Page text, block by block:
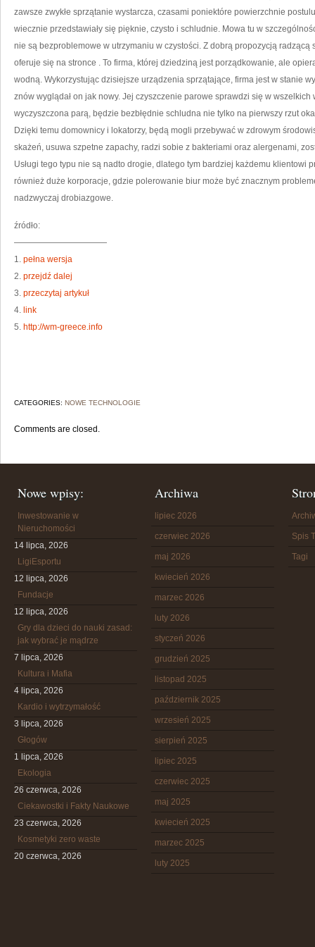
zawsze zwykłe sprzątanie wystarcza, czasami poniektóre powierzchnie
wiecznie przedstawiały się pięknie, czysto i schludnie. Mowa tu w
nie są bezproblemowe w utrzymaniu w czystości. Z dobrą propozycją
oferuje się na stronce . To firma, której dziedziną jest porządkowanie, ale
wodną. Wykorzystując dzisiejsze urządzenia sprzątające, firma jest w stanie
znów wyglądał on jak nowy. Jej czyszczenie parowe sprawdzi się w
wyczyszczona parą, będzie bezbłędnie schludna nie tylko na pierwszy rzut
Dzięki temu domownicy i lokatorzy, będą mogli przebywać w zdrowym
skażeń, usuwa szpetne zapachy, radzi sobie z bakteriami oraz alergenami,
Usługi tego typu nie są nadto drogie, dlatego tym bardziej każdemu klientowi
również duże korporacje, gdzie polerowanie biur może być znacznym
nadzwyczaj drobiazgowe.
źródło:
———————————
1. pełna wersja
2. przejdź dalej
3. przeczytaj artykuł
4. link
5. http://wm-greece.info
CATEGORIES: NOWE TECHNOLOGIE
Comments are closed.
Nowe wpisy:
Inwestowanie w
Nieruchomości
14 lipca, 2026
LigiEsportu
12 lipca, 2026
Fundacje
12 lipca, 2026
Gry dla dzieci do nauki zasad:
jak wybrać je mądrze
7 lipca, 2026
Kultura i Mafia
4 lipca, 2026
Kardio i wytrzymałość
3 lipca, 2026
Głogów
1 lipca, 2026
Ekologia
26 czerwca, 2026
Ciekawostki i Fakty Naukowe
23 czerwca, 2026
Kosmetyki zero waste
20 czerwca, 2026
Archiwa
lipiec 2026
czerwiec 2026
maj 2026
kwiecień 2026
marzec 2026
luty 2026
styczeń 2026
grudzień 2025
listopad 2025
październik 2025
wrzesień 2025
sierpień 2025
lipiec 2025
czerwiec 2025
maj 2025
kwiecień 2025
marzec 2025
luty 2025
Spis
Tagi